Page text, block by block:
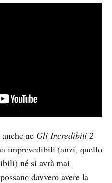
ne Gli Incredibili 2
imprevedibili (anzi, quello
né si avrà mai
davvero avere la